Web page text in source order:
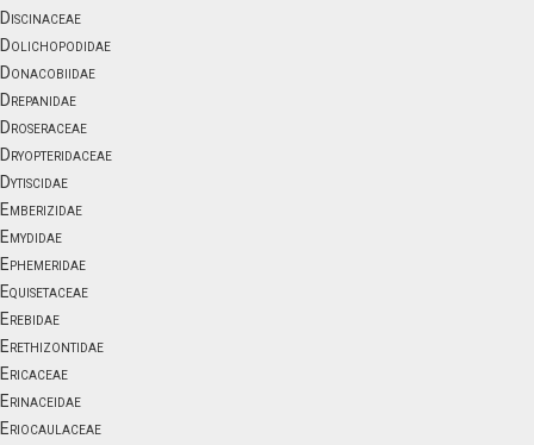
Discinaceae
Dolichopodidae
Donacobiidae
Drepanidae
Droseraceae
Dryopteridaceae
Dytiscidae
Emberizidae
Emydidae
Ephemeridae
Equisetaceae
Erebidae
Erethizontidae
Ericaceae
Erinaceidae
Eriocaulaceae